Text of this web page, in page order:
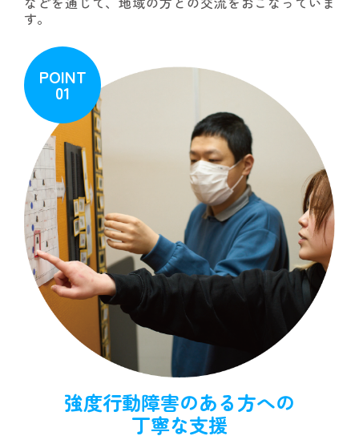
す。
POINT
01
強度行動障害のある方への
丁寧な支援